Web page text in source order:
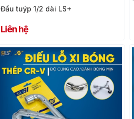
Đầu tuýp 1/2 dài LS+
Liên hệ